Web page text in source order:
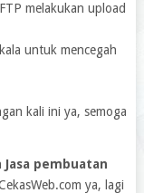
melakukan upload
untuk mencegah
kali ini ya, semoga
Jasa pembuatan
ya, lagi